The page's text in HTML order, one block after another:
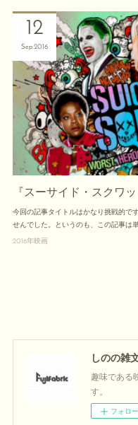
『スーサイド・スクワ
今回の記事タイトルはかなり挑戦的で
せんでした。というのも、この記事は
12
Sep2016
2016年映画
しのの雑
趣味である
す。
フォロー